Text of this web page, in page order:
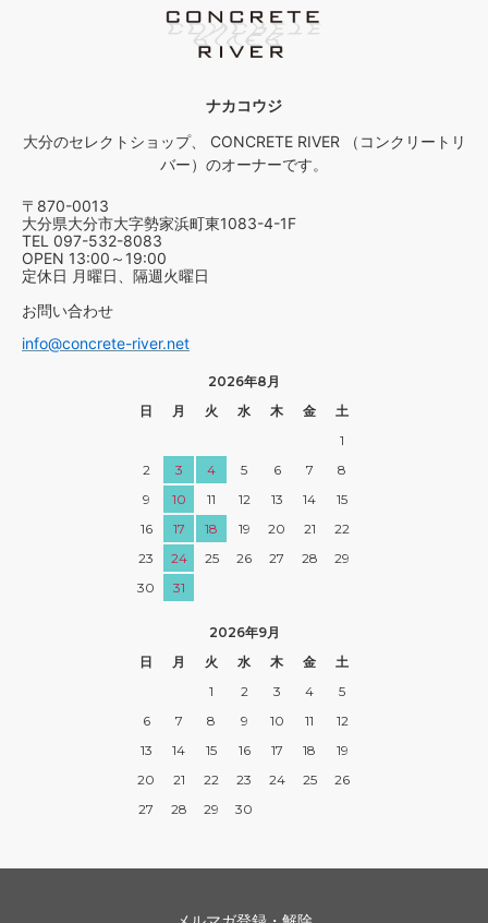
ナカコウジ
大分のセレクトショップ、 CONCRETE RIVER （コンクリートリ
バー）のオーナーです。
〒870-0013
大分県大分市大字勢家浜町東1083-4-1F
TEL 097-532-8083
OPEN 13:00～19:00
定休日 月曜日、隔週火曜日
お問い合わせ
info@concrete-river.net
2026年8月
日
月 火 水 木 金
土
1
2
3 4 5 6 7
8
9
10 11 12 13 14
15
16
17 18 19 20 21
22
23
24 25 26 27 28
29
30
31
2026年9月
日
月 火 水 木 金
土
1
2 3 4
5
6
7 8 9 10 11
12
13
14 15 16 17 18
19
20
21 22 23 24 25
26
27
28 29 30